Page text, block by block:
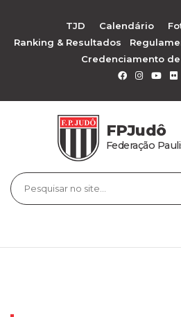
TJD Calendário
Ranking & Resultados
Credenciamento
FPJudô
Federação